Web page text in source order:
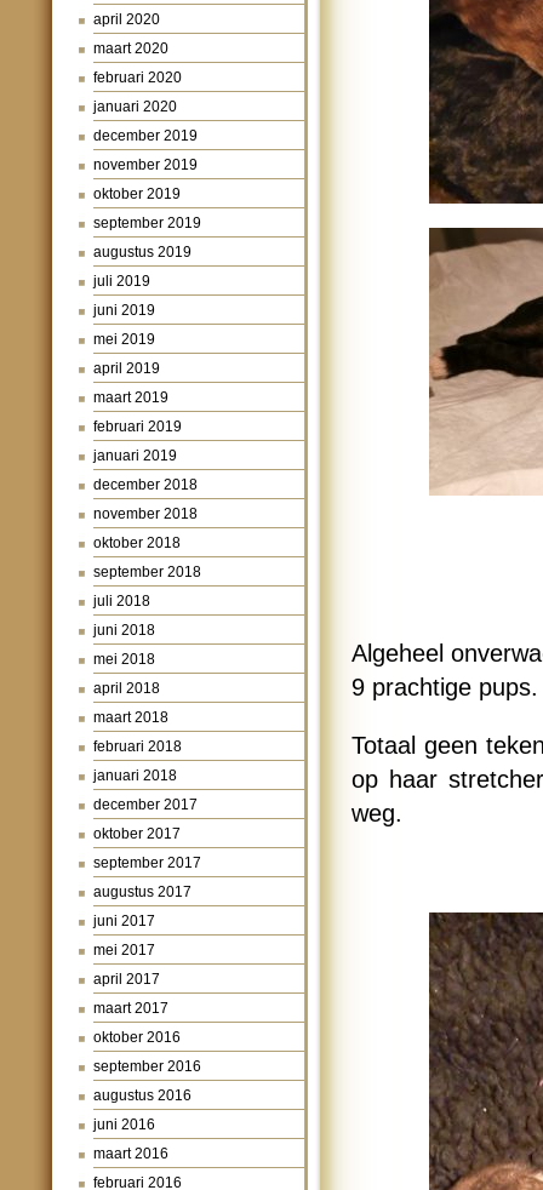
april 2020
maart 2020
februari 2020
januari 2020
december 2019
november 2019
oktober 2019
september 2019
augustus 2019
juli 2019
juni 2019
mei 2019
april 2019
maart 2019
februari 2019
januari 2019
december 2018
november 2018
oktober 2018
september 2018
juli 2018
juni 2018
mei 2018
april 2018
maart 2018
februari 2018
januari 2018
december 2017
oktober 2017
september 2017
augustus 2017
juni 2017
mei 2017
april 2017
maart 2017
oktober 2016
september 2016
augustus 2016
juni 2016
maart 2016
februari 2016
Algeheel
9 prachtige pups.
Totaal geen
op haar
weg.